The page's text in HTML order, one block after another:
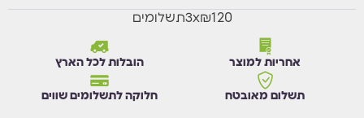
₪120
x
3תשלומים
אחריות למוצר הובלות לכל הארץ
תשלום מאובטח חלוקה לתשלומים שווים